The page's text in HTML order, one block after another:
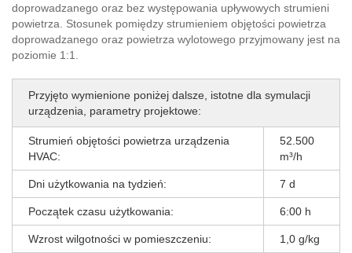
doprowadzanego oraz bez występowania upływowych strumieni
powietrza. Stosunek pomiędzy strumieniem objętości powietrza
doprowadzanego oraz powietrza wylotowego przyjmowany jest na
poziomie 1:1.
Przyjęto wymienione poniżej dalsze, istotne dla symulacji
urządzenia, parametry projektowe:
Strumień objętości powietrza urządzenia
HVAC:
52.500
m³/h
Dni użytkowania na tydzień: 7 d
Początek czasu użytkowania: 6:00 h
Wzrost wilgotności w pomieszczeniu: 1,0 g/kg